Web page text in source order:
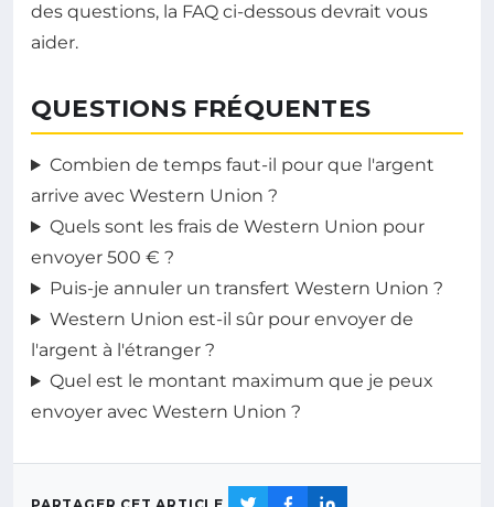
des questions, la FAQ ci-dessous devrait vous
aider.
QUESTIONS FRÉQUENTES
Combien de temps faut-il pour que l'argent
arrive avec Western Union ?
Quels sont les frais de Western Union pour
envoyer 500 € ?
Puis-je annuler un transfert Western Union ?
Western Union est-il sûr pour envoyer de
l'argent à l'étranger ?
Quel est le montant maximum que je peux
envoyer avec Western Union ?